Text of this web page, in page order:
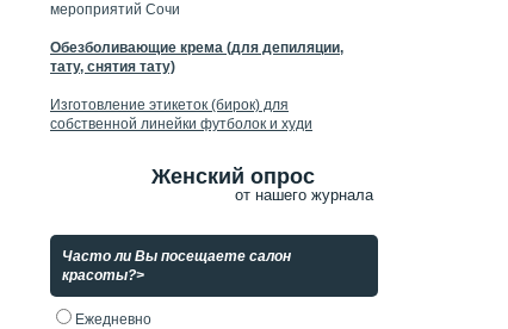
мероприятий Сочи
Обезболивающие крема (для депиляции,
тату, снятия тату)
Изготовление этикеток (бирок) для
собственной линейки футболок и худи
Женский опрос
от нашего журнала
Часто ли Вы посещаете салон
красоты?>
Ежедневно